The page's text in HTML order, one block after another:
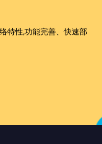
特性,功能完善、快速部